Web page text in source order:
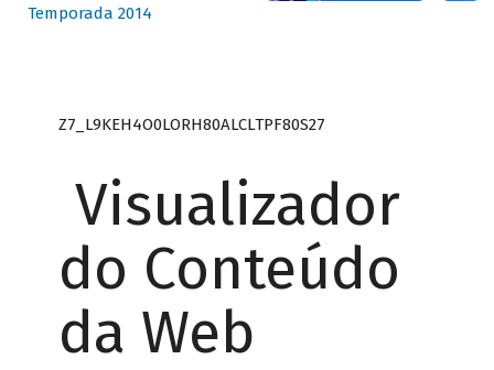
Temporada 2014
Z7_L9KEH4O0LORH80ALCLTPF80S27
Visualizador
do Conteúdo
da Web